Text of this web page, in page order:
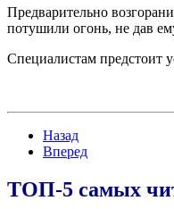
Предварительно
потушили огонь, не дав
Специалистам предстоит
Назад
Вперед
ТОП-5 самых